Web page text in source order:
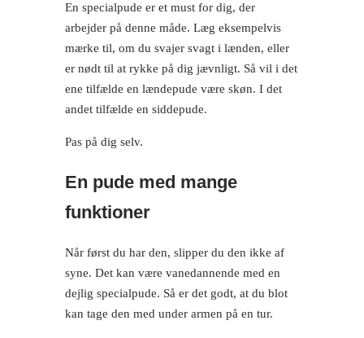
En specialpude er et must for dig, der
arbejder på denne måde. Læg eksempelvis
mærke til, om du svajer svagt i lænden, eller
er nødt til at rykke på dig jævnligt. Så vil i det
ene tilfælde en lændepude være skøn. I det
andet tilfælde en siddepude.
Pas på dig selv.
En pude med mange
funktioner
Når først du har den, slipper du den ikke af
syne. Det kan være vanedannende med en
dejlig specialpude. Så er det godt, at du blot
kan tage den med under armen på en tur.